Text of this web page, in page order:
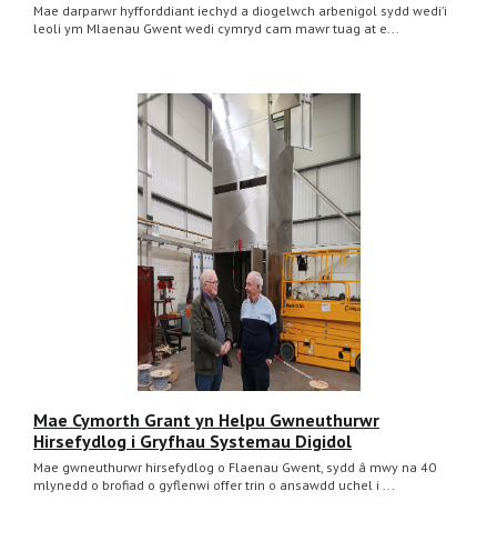
Mae darparwr hyfforddiant iechyd a diogelwch arbenigol sydd wedi’i
leoli ym Mlaenau Gwent wedi cymryd cam mawr tuag at e...
Mae Cymorth Grant yn Helpu Gwneuthurwr
Hirsefydlog i Gryfhau Systemau Digidol
Mae gwneuthurwr hirsefydlog o Flaenau Gwent, sydd â mwy na 40
mlynedd o brofiad o gyflenwi offer trin o ansawdd uchel i ...